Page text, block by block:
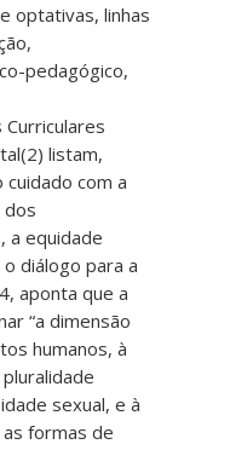
optativas, linhas
pedagógico,
listam,
com a
dos
a equidade
diálogo para a
aponta que a
“a dimensão
humanos, à
sexual, e à
formas de